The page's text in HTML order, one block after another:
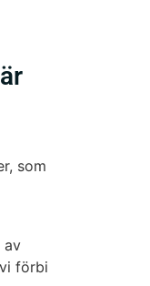
som
av
förbi